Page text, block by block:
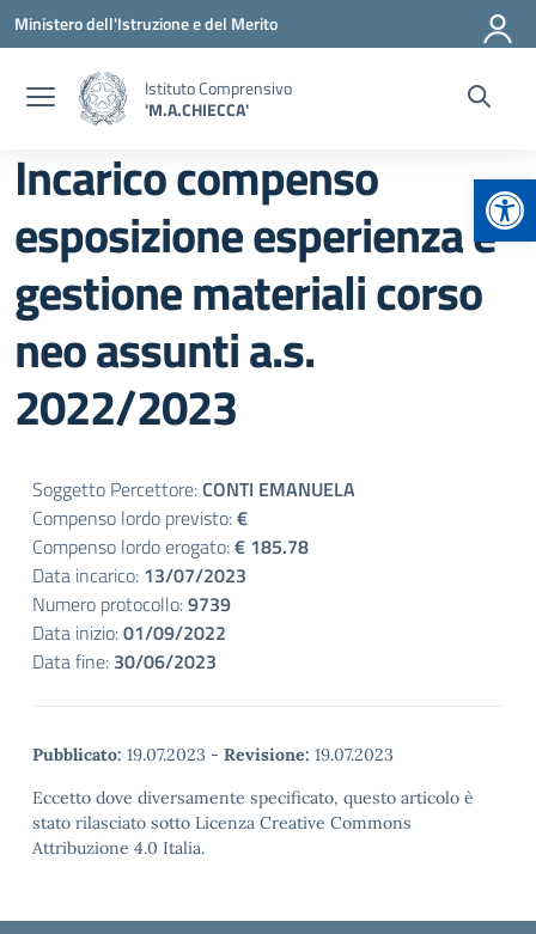
Vai ai contenuti
Vai al menu di navigazione
Vai al footer
Ministero dell'Istruzione e del Merito
Istituto Comprensivo
'M.A.CHIECCA'
Incarico compenso
esposizione esperienza e
gestione materiali corso
neo assunti a.s.
2022/2023
Soggetto Percettore:CONTI EMANUELA
Compenso lordo previsto:€
Compenso lordo erogato:€ 185.78
Data incarico: 13/07/2023
Numero protocollo:9739
Data inizio:01/09/2022
Data fine: 30/06/2023
Pubblicato: 19.07.2023 - Revisione: 19.07.2023
Eccetto dove diversamente specificato, questo articolo è
stato rilasciato sotto Licenza Creative Commons
Attribuzione 4.0 Italia.